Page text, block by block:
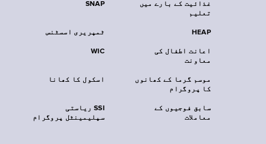
SNAP
غذائیت کے بارے میں
تعلیم
ٹمپریری اسسٹنس HEAP
WIC
اعانت اطفال کی
معاونت
اسکول کا کھانا
موسم گرما کے کھانوں
کا پروگرام
SSI ریاستی
سپلیمینٹل پروگرام
سابق فوجیوں کے
معاملات